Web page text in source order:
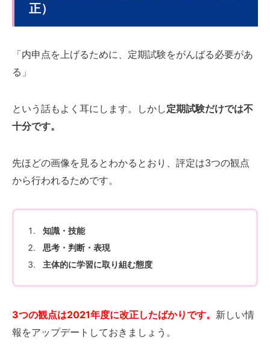
正）
「内申点を上げるために、定期試験をがんばる必要があ
る」
という話もよく耳にします。しかし定期試験だけでは不
十分です。
先ほどの画像を見るとわかるとおり、評定は3つの観点
から行われるためです。
知識・技能
思考・判断・表現
主体的に学習に取り組む態度
3つの観点は2021年度に改正したばかりです。 新しい情
報をアップデートしておきましょう。